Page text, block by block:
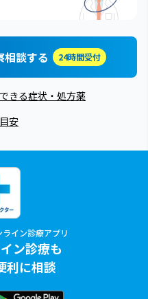
相談する 24時間受付
きる症状・処方薬
安
イン診療アプリ
ン診療も
利に相談